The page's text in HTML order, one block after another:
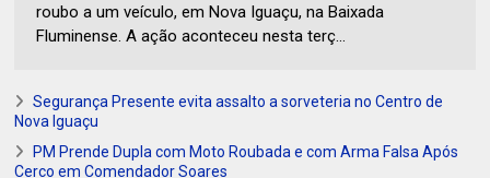
roubo a um veículo, em Nova Iguaçu, na Baixada
Fluminense. A ação aconteceu nesta terç...
Segurança Presente evita assalto a sorveteria no Centro de
Nova Iguaçu
PM Prende Dupla com Moto Roubada e com Arma Falsa Após
Cerco em Comendador Soares